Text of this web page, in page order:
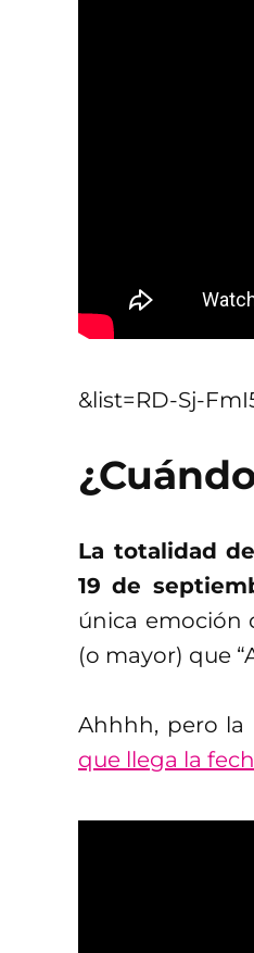
&list=RD-Sj-
La totalidad
19 de
única emoción
(o mayor) que
Ahhhh, pero la
que llega la